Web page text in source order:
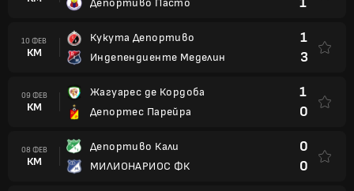
Депортиво Пасто
10 ФЕВ
КМ
Кукута Депортиво
Индепендиенте Меделин
1
3
09 ФЕВ
КМ
Жагуарес де Кордоба
Депортес Парейра
1
0
08 ФЕВ
КМ
Депортиво Кали
МИЛИОНАРИОС ФК
0
0